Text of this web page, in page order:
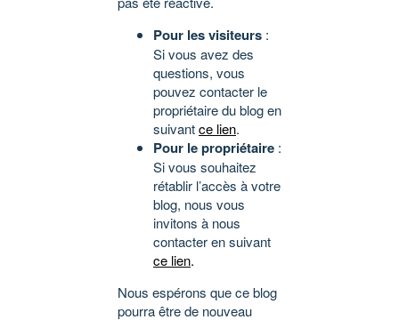
Pour les visiteurs :
Si vous avez des
questions, vous
pouvez contacter le
propriétaire du blog en
suivantce lien.
Pour le propriétaire :
Si vous souhaitez
rétablir l’accès à votre
blog, nous vous
invitons à nous
contacter en suivant
ce lien.
Nous espérons que ce blog
pourra être de nouveau